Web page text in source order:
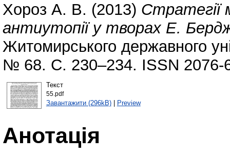
Хороз А. В. (2013) Стратегії
антиутопії у творах Е.
Житомирського державного
№ 68. С. 230–234. ISSN 2076-
Текст
55.pdf
Завантажити (296kB)| Preview
Анотація